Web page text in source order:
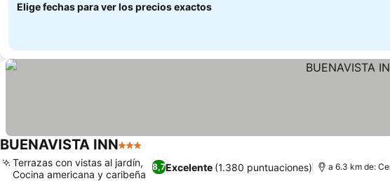
Elige fechas para ver los precios exactos
BUENAVISTA INN3 Estrellas
8,7Excelente (1.380 puntuaciones)
Terrazas con vistas al jardín,
Cocina americana y caribeña
a 6.3 km de: